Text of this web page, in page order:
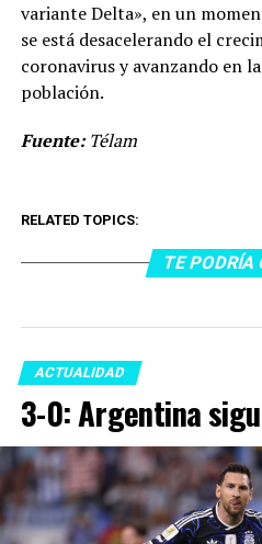
variante Delta», en un
se está desacelerando el
coronavirus y avanzando en
población.
Fuente:Télam
RELATED TOPICS:
TE PODRÍA
ACTUALIDAD
3-0: Argentina